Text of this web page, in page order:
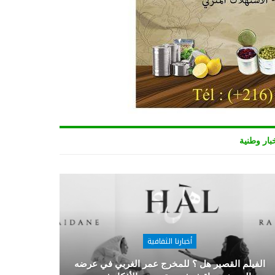
وطنية
أخبارنا الثقافية
الفيلم القصير هل ؟ للمخرج عمر الغربي في عرضه